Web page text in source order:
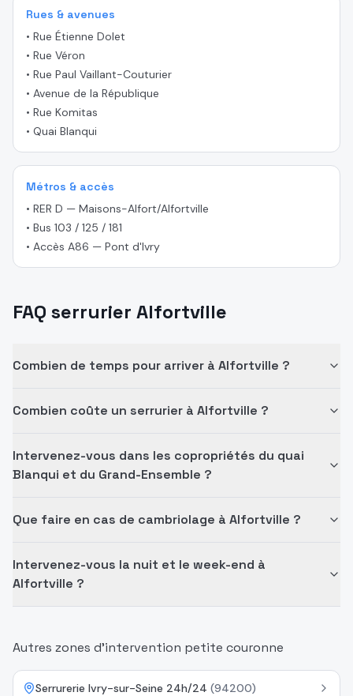
Rues & avenues
• Rue Étienne Dolet
• Rue Véron
• Rue Paul Vaillant-Couturier
• Avenue de la République
• Rue Komitas
• Quai Blanqui
Métros & accès
• RER D — Maisons-Alfort/Alfortville
• Bus 103 / 125 / 181
• Accès A86 — Pont d'Ivry
FAQ serrurier Alfortville
Combien de temps pour arriver à Alfortville ?
Combien coûte un serrurier à Alfortville ?
Intervenez-vous dans les copropriétés du quai
Blanqui et du Grand-Ensemble ?
Que faire en cas de cambriolage à Alfortville ?
Intervenez-vous la nuit et le week-end à
Alfortville ?
Autres zones d'intervention petite couronne
Serrurerie Ivry-sur-Seine 24h/24 (94200)